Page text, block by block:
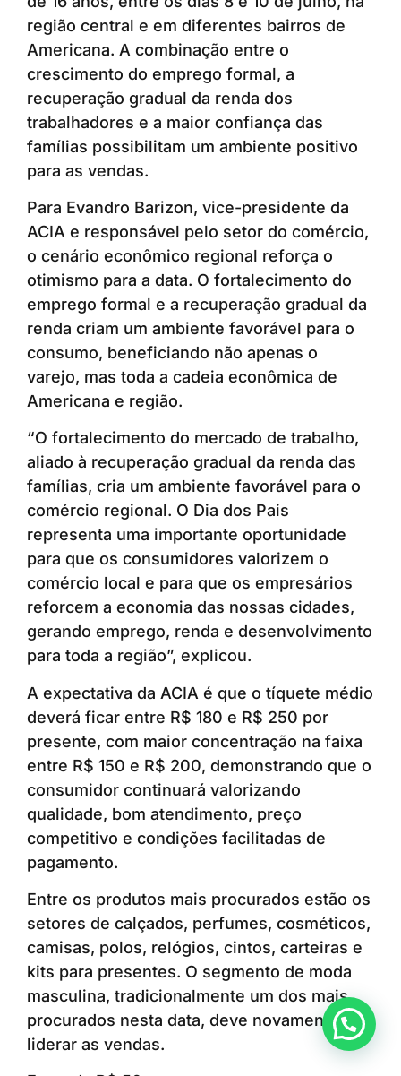
região central e em diferentes bairros de
Americana. A combinação entre o
crescimento do emprego formal, a
recuperação gradual da renda dos
trabalhadores e a maior confiança das
famílias possibilitam um ambiente positivo
para as vendas.
Para Evandro Barizon, vice-presidente da
ACIA e responsável pelo setor do comércio,
o cenário econômico regional reforça o
otimismo para a data. O fortalecimento do
emprego formal e a recuperação gradual da
renda criam um ambiente favorável para o
consumo, beneficiando não apenas o
varejo, mas toda a cadeia econômica de
Americana e região.
“O fortalecimento do mercado de trabalho,
aliado à recuperação gradual da renda das
famílias, cria um ambiente favorável para o
comércio regional. O Dia dos Pais
representa uma importante oportunidade
para que os consumidores valorizem o
comércio local e para que os empresários
reforcem a economia das nossas cidades,
gerando emprego, renda e desenvolvimento
para toda a região”, explicou.
A expectativa da ACIA é que o tíquete médio
deverá ficar entre R$ 180 e R$ 250 por
presente, com maior concentração na faixa
entre R$ 150 e R$ 200, demonstrando que o
consumidor continuará valorizando
qualidade, bom atendimento, preço
competitivo e condições facilitadas de
pagamento.
Entre os produtos mais procurados estão os
setores de calçados, perfumes, cosméticos,
camisas, polos, relógios, cintos, carteiras e
kits para presentes. O segmento de moda
masculina, tradicionalmente um dos mais
procurados nesta data, deve novamente
liderar as vendas.
Anunciar ou recomendar matéria